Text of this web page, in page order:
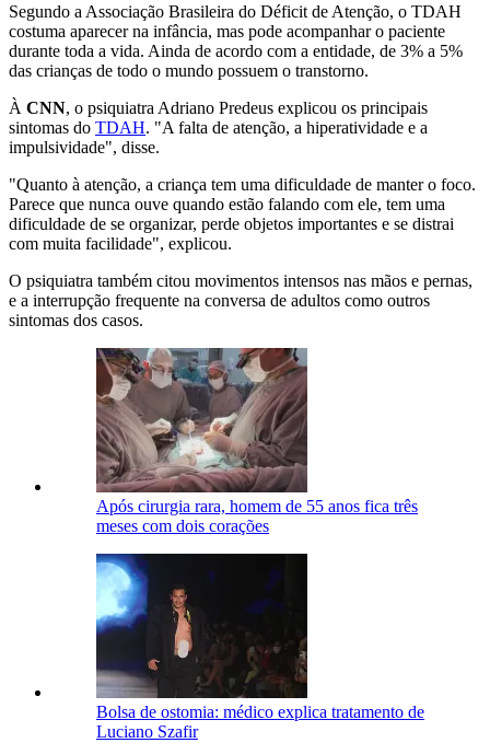
Segundo a Associação Brasileira do Déficit de Atenção, o TDAH
costuma aparecer na infância, mas pode acompanhar o paciente
durante toda a vida. Ainda de acordo com a entidade, de 3% a 5%
das crianças de todo o mundo possuem o transtorno.
À CNN, o psiquiatra Adriano Predeus explicou os principais
sintomas do TDAH. "A falta de atenção, a hiperatividade e a
impulsividade", disse.
"Quanto à atenção, a criança tem uma dificuldade de manter o foco.
Parece que nunca ouve quando estão falando com ele, tem uma
dificuldade de se organizar, perde objetos importantes e se distrai
com muita facilidade", explicou.
O psiquiatra também citou movimentos intensos nas mãos e pernas,
e a interrupção frequente na conversa de adultos como outros
sintomas dos casos.
Após cirurgia rara, homem de 55 anos fica três
meses com dois corações
Bolsa de ostomia: médico explica tratamento de
Luciano Szafir